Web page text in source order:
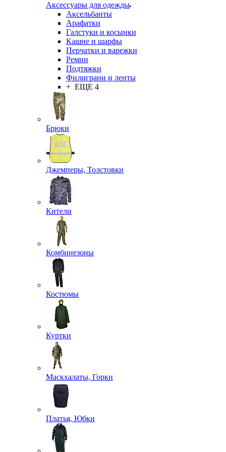
Аксессуары для одежды
Аксельбанты
Арафатки
Галстуки и косынки
Кашне и шарфы
Перчатки и варежки
Ремни
Подтяжки
Филиграни и ленты
+ ЕЩЕ 4
Брюки
Джемперы, Толстовки
Кители
Комбинезоны
Костюмы
Куртки
Маскхалаты, Горки
Платья, Юбки